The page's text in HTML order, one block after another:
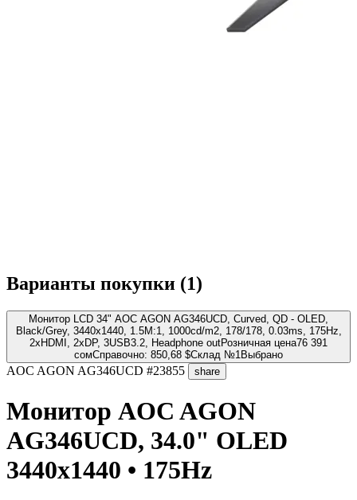
Варианты покупки (1)
Монитор LCD 34" AOC AGON AG346UCD, Curved, QD - OLED,
Black/Grey, 3440x1440, 1.5M:1, 1000cd/m2, 178/178, 0.03ms, 175Hz,
2xHDMI, 2xDP, 3USB3.2, Headphone outРозничная цена76 391
сомСправочно: 850,68 $Склад №1 Выбрано
AOC AGON AG346UCD #23855 share
Монитор AOC AGON
AG346UCD, 34.0" OLED
3440x1440 • 175Hz